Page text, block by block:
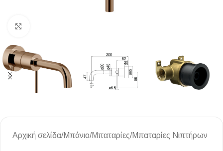
Αρχική σελίδα/Μπάνιο/Μπαταρίες/Μπαταρίες Νιπτήρων